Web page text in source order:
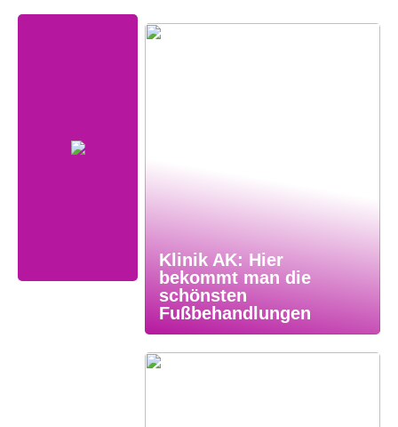
Klinik AK: Hier
bekommt man die
schönsten
Fußbehandlungen